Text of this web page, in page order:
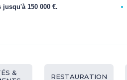
150 000 €.
&
RESTAURATION